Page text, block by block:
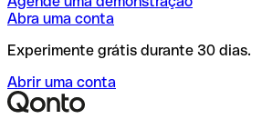
Abra uma conta
Experimente grátis durante 30 dias.
Abrir uma conta